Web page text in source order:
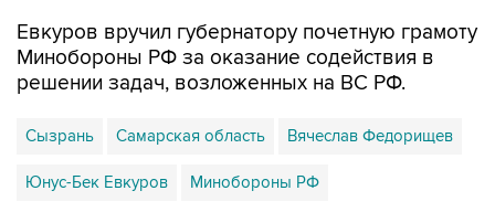
Евкуров вручил губернатору почетную грамоту
Минобороны РФ за оказание содействия в
решении задач, возложенных на ВС РФ.
Сызрань Самарская область Вячеслав Федорищев
Юнус-Бек Евкуров Минобороны РФ